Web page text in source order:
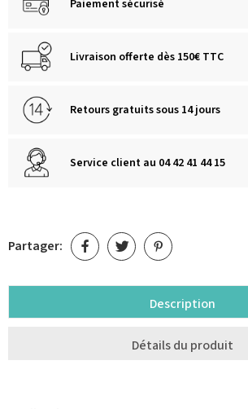
Paiement sécurisé
Livraison offerte dès 150€ TTC
Retours gratuits sous 14 jours
Service client au 04 42 41 44 15
Partager:
Description
Détails du produit